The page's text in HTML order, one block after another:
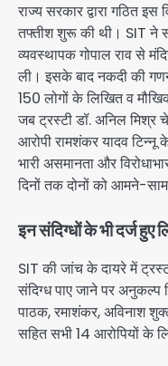
राज्य सरकार द्वारा गठित
तफ्तीश शुरू की थी। SIT ने
व्यवस्थापक गोपाल राव से
ली। इसके बाद नकदी की
150 लोगों के लिखित व
जब ट्रस्टी डॉ. अनिल
आरोपी रामशंकर यादव टिन्नू
भारी असमानता और
दिनों तक दोनों को आमने-
इन संदिग्धों के भी दर्ज हुए
SIT की जांच के दायरे में
संदिग्ध पाए जाने पर अनुकल्प
पाठक, रमाशंकर, अविनाश
सहित सभी 14 आरोपियों के